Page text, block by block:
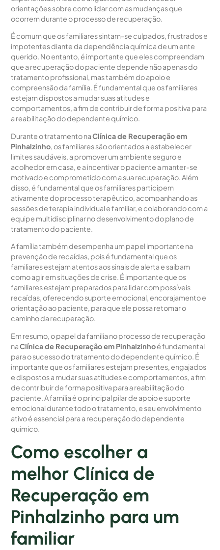
orientações sobre como lidar com as mudanças que
ocorrem durante o processo de recuperação.
É comum que os familiares sintam-se culpados, frustrados e
impotentes diante da dependência química de um ente
querido. No entanto, é importante que eles compreendam
que a recuperação do paciente depende não apenas do
tratamento profissional, mas também do apoio e
compreensão da família. É fundamental que os familiares
estejam dispostos a mudar suas atitudes e
comportamentos, a fim de contribuir de forma positiva para
a reabilitação do dependente químico.
Durante o tratamento naClínica de Recuperação em
Pinhalzinho, os familiares são orientados a estabelecer
limites saudáveis, a promover um ambiente seguro e
acolhedor em casa, e a incentivar o paciente a manter-se
motivado e comprometido com a sua recuperação. Além
disso, é fundamental que os familiares participem
ativamente do processo terapêutico, acompanhando as
sessões de terapia individual e familiar, e colaborando com a
equipe multidisciplinar no desenvolvimento do plano de
tratamento do paciente.
A família também desempenha um papel importante na
prevenção de recaídas, pois é fundamental que os
familiares estejam atentos aos sinais de alerta e saibam
como agir em situações de crise. É importante que os
familiares estejam preparados para lidar com possíveis
recaídas, oferecendo suporte emocional, encorajamento e
orientação ao paciente, para que ele possa retomar o
caminho da recuperação.
Em resumo, o papel da família no processo de recuperação
naClínica de Recuperação em Pinhalzinhoé fundamental
para o sucesso do tratamento do dependente químico. É
importante que os familiares estejam presentes, engajados
e dispostos a mudar suas atitudes e comportamentos, a fim
de contribuir de forma positiva para a reabilitação do
paciente. A família é o principal pilar de apoio e suporte
emocional durante todo o tratamento, e seu envolvimento
ativo é essencial para a recuperação do dependente
químico.
Como escolher a
melhor Clínica de
Recuperação em
Pinhalzinho para um
familiar